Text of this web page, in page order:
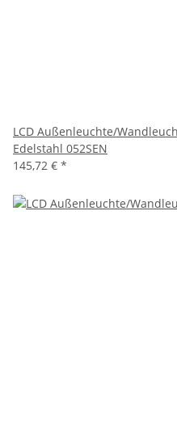
LCD Außenleuchte/
Edelstahl 052SEN
145,72 € *